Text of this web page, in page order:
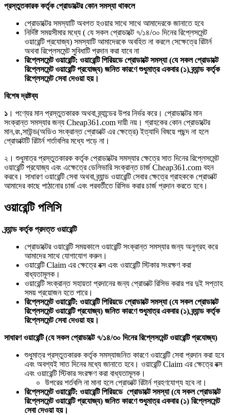
প্রস্তুতকারক কর্তৃক প্রোডাক্টের কোন সমস্যা থাকলে
প্রোডাক্টের সমস্যাটি অবগত হওয়ার সাথে সাথে আমাদেরকে জানাতে হবে
নির্দিষ্ট সময়সীমার মধ্যে ( যে সকল প্রোডাক্টে ৭/১৪/৩০ দিনের রিপ্লেসমেন্ট
ওয়ারেন্টি প্রযোজ্য) সমস্যাটি আমাদেরকে অবহিত না করলে সেক্ষেত্রে রিটার্ন
অথবা রিপ্লেসমেন্ট সুবিধাটি প্রদান করা যাবে না
রিপ্লেসমেন্ট ওয়ারেন্টি: ওয়ারেন্টি পিরিয়ডে প্রোডাক্টে সমস্যা (যে সকল প্রোডাক্টে
রিপ্লেসমেন্ট ওয়ারেন্টি প্রযোজ্য) জনিত কারণে শুধুমাত্র একবার (১) ব্র্যান্ড কর্তৃক
রিপ্লেসমেন্ট সেবা দেওয়া হয়।
বিশেষ দ্রষ্টব্য
১ । পণ্যের মান প্রস্তুতকারক অথবা ব্র্যান্ডের উপর নির্ভর করে। প্রোডাক্টের মান
সংক্রান্ত সমস্যার জন্য Cheap361.com দায়ী নয়। গ্রাহকের কোন প্রোডাক্টের
মান,রং,সাউন্ড(অডিও সংক্রান্ত প্রোডাক্ট এর ক্ষেত্রে) ইত্যাদি বিষয়ে পছন্দ না হলে
প্রোডাক্টটি রিটার্ন শর্তাবলির মধ্যে পড়ে না।
২। শুধুমাত্র প্রস্তুতকারক কর্তৃক প্রোডাক্টের সমস্যার ক্ষেত্রে সাত দিনের রিপ্লেসমেন্ট
ওয়ারেন্টি প্রযোজ্য এবং এক্ষেত্রে ডেলিভারি সংক্রান্ত চার্জ Cheap361.com বহন
করবে। সাধারণ ওয়ারেন্টি সেবা অথবা ব্র্যান্ড ওয়ারেন্টি সেবার ক্ষেত্রে গ্রাহককে প্রোডাক্ট
আমাদের কাছে পাঠানোর চার্জ এবং পরবর্তীতে রিসিভ করার চার্জ প্রদান করতে হবে।
ওয়ারেন্টি পলিসি
ব্র্যান্ড কর্তৃক প্রদত্ত ওয়ারেন্টি
প্রোডাক্টের ওয়ারেন্টি সময়কালে ওয়ারেন্টি সংক্রান্ত সমস্যার জন্য অনুগ্রহ করে
আমাদের সাথে যোগাযোগ করুন।
ওয়ারেন্টি Claim এর ক্ষেত্রে বক্স এবং ওয়ারেন্টি স্টিকার সংরক্ষণ করা
বাধ্যতামূলক।
ওয়ারেন্টি সংক্রান্ত সহায়তা প্রদানের জন্য প্রোডাক্ট রিসিভ করার পর দুই সপ্তাহ
সময় প্রয়োজন হতে পারে।
রিপ্লেসমেন্ট ওয়ারেন্টি: ওয়ারেন্টি পিরিয়ডে প্রোডাক্টে সমস্যা (যে সকল প্রোডাক্টে
রিপ্লেসমেন্ট ওয়ারেন্টি প্রযোজ্য) জনিত কারণে শুধুমাত্র একবার (১) ব্র্যান্ড কর্তৃক
রিপ্লেসমেন্ট সেবা দেওয়া হয়।
সাধারণ ওয়ারেন্টি (যে সকল প্রোডাক্টে ৭/১৪/৩০ দিনের রিপ্লেসমেন্ট ওয়ারেন্টি প্রযোজ্য)
শুধুমাত্র প্রস্তুতকারক কর্তৃক সমস্যাজনিত কারণে ওয়ারেন্টি সেবা প্রদান করা হবে
এবং অবশ্যই সাত দিনের মধ্যে জানাতে হবে। ওয়ারেন্টি Claim এর ক্ষেত্রে বক্স
এবং ওয়ারেন্টি স্টিকার সংরক্ষণ করা বাধ্যতামূলক।
উপরের শর্তবলি না মানা হলে প্রোডাক্ট রিটার্ন গ্রহণযোগ্য হবে না।
রিপ্লেসমেন্ট ওয়ারেন্টি: ওয়ারেন্টি পিরিয়ডে প্রোডাক্টে সমস্যা (যে সকল প্রোডাক্টে
রিপ্লেসমেন্ট ওয়ারেন্টি প্রযোজ্য) জনিত কারণে শুধুমাত্র একবার (১) রিপ্লেসমেন্ট
সেবা দেওয়া হয়।